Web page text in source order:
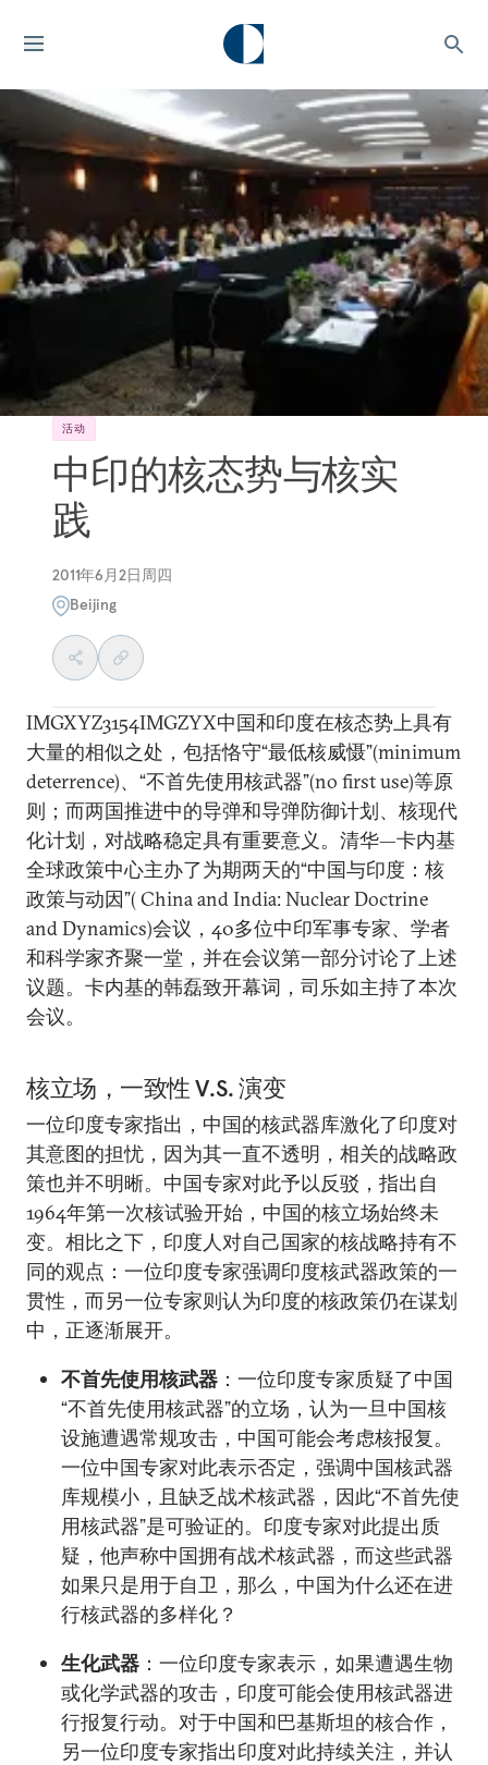
活动
中印的核态势与核实
践
2011年6月2日周四
Beijing
IMGXYZ3154IMGZYX中国和印度在核态势上具有
大量的相似之处，包括恪守“最低核威慑”(minimum
deterrence)、“不首先使用核武器”(no first use)等原
则；而两国推进中的导弹和导弹防御计划、核现代
化计划，对战略稳定具有重要意义。清华—卡内基
全球政策中心主办了为期两天的“中国与印度：核
政策与动因”( China and India: Nuclear Doctrine
and Dynamics)会议，40多位中印军事专家、学者
和科学家齐聚一堂，并在会议第一部分讨论了上述
议题。卡内基的韩磊致开幕词，司乐如主持了本次
会议。
核立场，一致性 V.S. 演变
一位印度专家指出，中国的核武器库激化了印度对
其意图的担忧，因为其一直不透明，相关的战略政
策也并不明晰。中国专家对此予以反驳，指出自
1964年第一次核试验开始，中国的核立场始终未
变。相比之下，印度人对自己国家的核战略持有不
同的观点：一位印度专家强调印度核武器政策的一
贯性，而另一位专家则认为印度的核政策仍在谋划
中，正逐渐展开。
不首先使用核武器 ：一位印度专家质疑了中国
“不首先使用核武器”的立场，认为一旦中国核
设施遭遇常规攻击，中国可能会考虑核报复。
一位中国专家对此表示否定，强调中国核武器
库规模小，且缺乏战术核武器，因此“不首先使
用核武器”是可验证的。印度专家对此提出质
疑，他声称中国拥有战术核武器，而这些武器
如果只是用于自卫，那么，中国为什么还在进
行核武器的多样化？
生化武器 ：一位印度专家表示，如果遭遇生物
或化学武器的攻击，印度可能会使用核武器进
行报复行动。对于中国和巴基斯坦的核合作，
另一位印度专家指出印度对此持续关注，并认